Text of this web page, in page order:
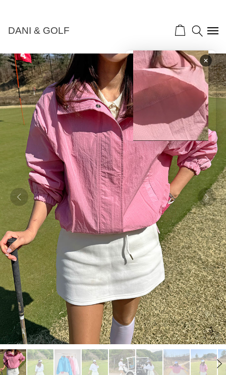
DANI & GOLF